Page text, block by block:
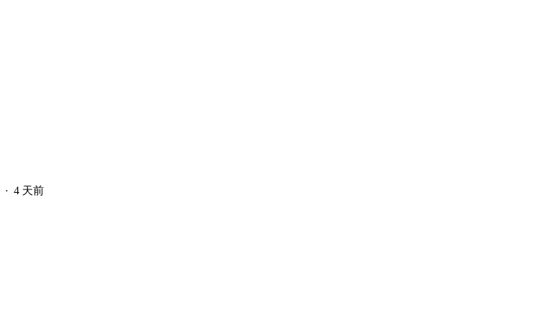
· 4 天前